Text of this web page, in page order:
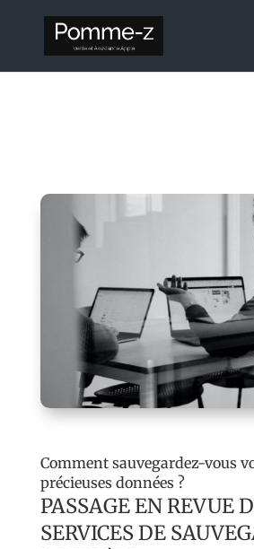
Comment sauvegardez-vous
précieuses données ?
PASSAGE EN REVUE
SERVICES DE